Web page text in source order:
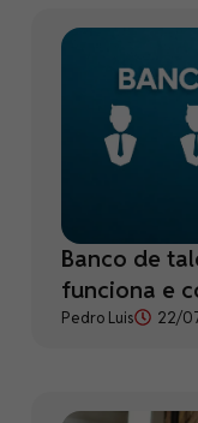
Banco de
funciona e
Pedro Luis 22/